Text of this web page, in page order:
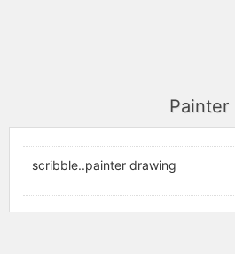
Painter
scribble..painter drawing